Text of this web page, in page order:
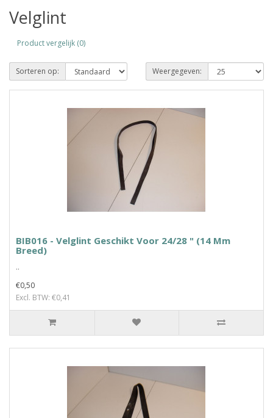
Velglint
Product vergelijk (0)
Sorteren op: Weergegeven:
BIB016 - Velglint Geschikt Voor 24/28 " (14 Mm
Breed)
..
€0,50
Excl. BTW: €0,41